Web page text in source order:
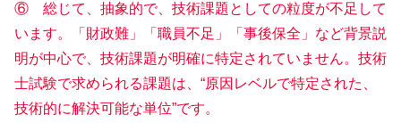
⑥ 総じて、抽象的で、技術課題としての粒度が不足して
います。「財政難」「職員不足」「事後保全」など背景説
明が中心で、技術課題が明確に特定されていません。技術
士試験で求められる課題は、“原因レベルで特定された、
技術的に解決可能な単位”です。